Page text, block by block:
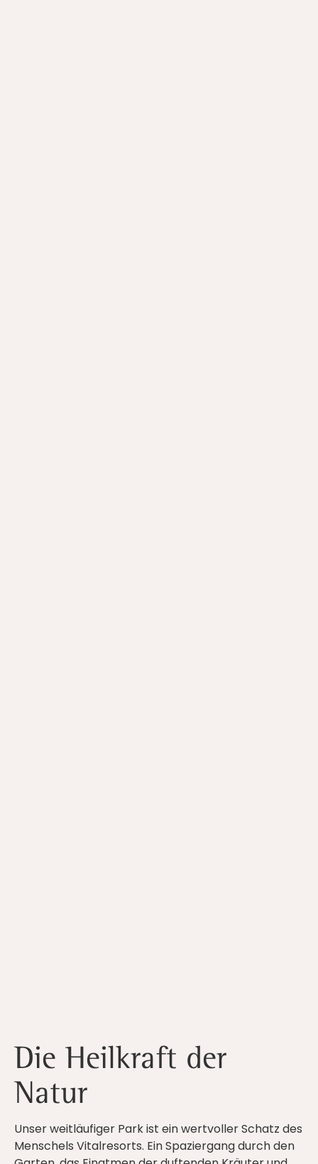
Die Heilkraft der
Natur
Unser weitläufiger Park ist ein wertvoller Schatz des
Menschels Vitalresorts. Ein Spaziergang durch den